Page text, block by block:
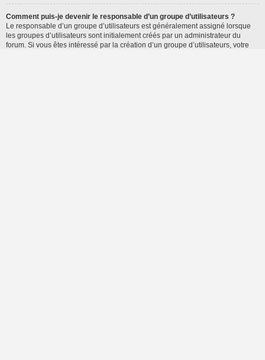
Comment puis-je devenir le responsable d’un groupe d’utilisateurs ?
Le responsable d’un groupe d’utilisateurs est généralement assigné lorsque
les groupes d’utilisateurs sont initialement créés par un administrateur du
forum. Si vous êtes intéressé par la création d’un groupe d’utilisateurs, votre